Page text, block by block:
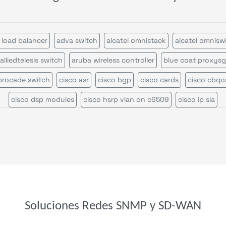
load balancer adva switch alcatel omnistack alcatel
alliedtelesis switch aruba wireless controller blue coat proxysg
switch cisco asr cisco bgp cisco cards cisco
cisco dsp modules cisco hsrp vlan on c6509 cisco ip sla
Soluciones Redes SNMP y SD-WAN